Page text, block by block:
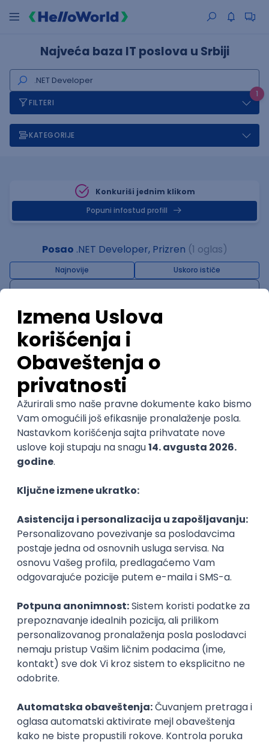
Najveća baza IT poslova u Srbiji
1
FILTERI
KATEGORIJE
Konkuriši jednim klikom
Popuni infostud profill
Posao .NET Developer, Prizren (1 oglas)
Najnovije Uskoro ističe
Zoftify — Travel Software Development
Rad od kuće
15.09.2026.
CSS
Agile
Figma SEO Intermediate @
POSLOVI NA MAIL
KATEGORIJA
TEHNOLOGIJA
POSLODAVAC
Najnoviji poslovi svakog dana u tvom
Prijavi se
PosaoPrizren(1 oglas)
Poslovi iz drugih gradova.
.NET Software Developer
Factory World Wide
3
Beograd
09.08.2026.